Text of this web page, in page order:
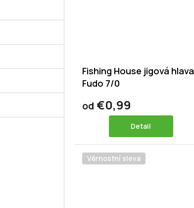
Fishing House jigová hlava
Fudo 7/0
od €0,99
Detail
Věrnostní sleva